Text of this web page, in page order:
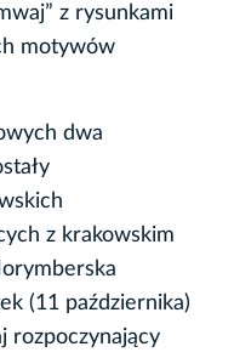
z rysunkami
motywów
dwa
z krakowskim
(11 października)
rozpoczynający